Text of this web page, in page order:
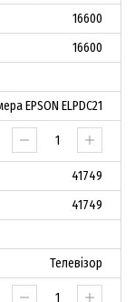
16600
16600
EPSON ELPDC21
41749
41749
Телевізор